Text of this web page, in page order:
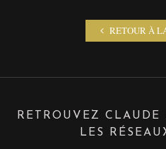
RETOUR À
RETROUVEZ CLAUDE
LES